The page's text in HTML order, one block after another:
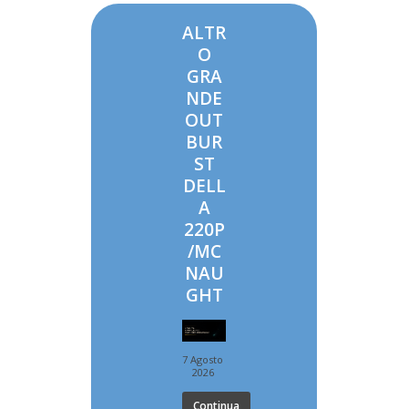
ALTR
O
GRA
NDE
OUT
BUR
ST
DELL
A
220P
/MC
NAU
GHT
7 Agosto
2026
Continua